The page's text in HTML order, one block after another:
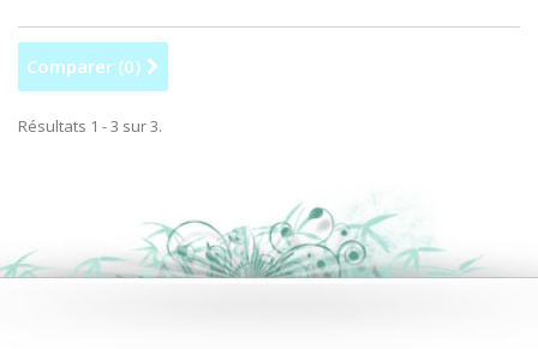
Comparer (0)
Résultats 1 - 3 sur 3.